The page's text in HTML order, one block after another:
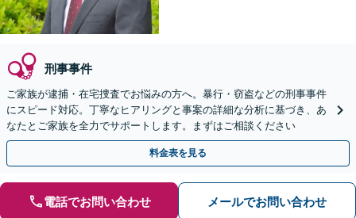
刑事事件
ご家族が逮捕・在宅捜査でお悩みの方へ。暴行・窃盗などの刑事事件
にスピード対応。丁寧なヒアリングと事案の詳細な分析に基づき、あ
なたとご家族を全力でサポートします。まずはご相談ください
料金表を見る
電話でお問い合わせ メールでお問い合わせ